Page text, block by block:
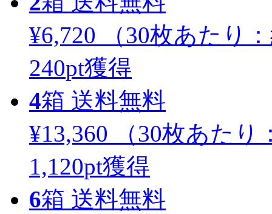
¥6,720
（30枚あたり：
240pt獲得
4箱 送料無料
¥13,360
（30枚あたり
1,120pt獲得
6箱 送料無料